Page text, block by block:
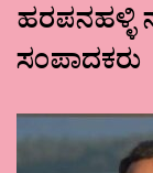
ಹರಪನಹಳ್ಳಿ
ಸಂಪಾದಕರು